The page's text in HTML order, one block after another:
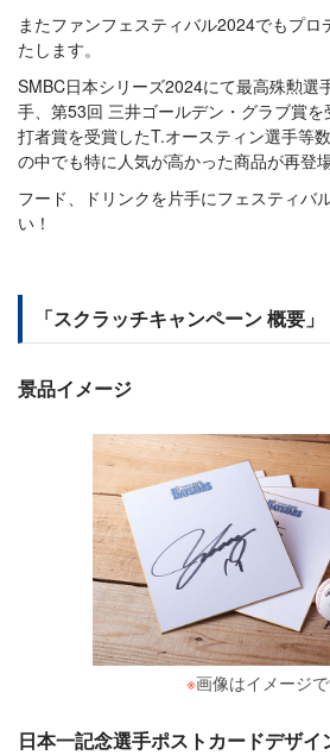
またファンフェスティバル2024でもプ
たします。
SMBC日本シリーズ2024にて最高殊勲選
手、第53回 三井ゴールデン・グラブ賞
打者賞を受賞したT.オースティン選手等
の中でも特に人気が高かった商品が再登
フード、ドリンクを片手にフェスティバ
い！
「スクラッチキャンペーン 概要」
景品イメージ
※画像はイメージ
日本一記念選手ポストカードデザイ